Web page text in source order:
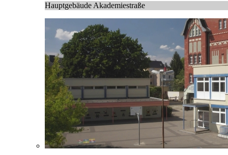
Hauptgebäude Akademiestraße